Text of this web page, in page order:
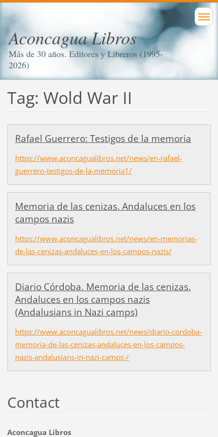
Aconcagua Libros
Más de 30 años. Editores y Libreros (1995-
2026)
Tag: Wold War II
Rafael Guerrero: Testigos de la memoria
https://www.aconcagualibros.net/news/en-rafael-
guerrero-testigos-de-la-memoria1/
Memoria de las cenizas. Andaluces en los
campos nazis
https://www.aconcagualibros.net/news/en-memorias-
de-las-cenizas-andaluces-en-los-campos-nazis/
Diario Córdoba. Memoria de las cenizas.
Andaluces en los campos nazis
(Andalusians in Nazi camps)
https://www.aconcagualibros.net/news/diario-cordoba-
memoria-de-las-cenizas-andaluces-en-los-campos-
nazis-andalusians-in-nazi-camps-/
Contact
Aconcagua Libros